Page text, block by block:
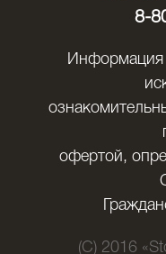
8-
Информация
офертой,
(C) 2016